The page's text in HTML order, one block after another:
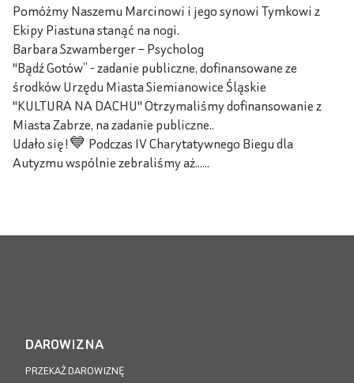
Pomóżmy Naszemu Marcinowi i jego synowi Tymkowi z
Ekipy Piastuna stanąć na nogi.
Barbara Szwamberger – Psycholog
"Bądź Gotów” - zadanie publiczne, dofinansowane ze
środków Urzędu Miasta Siemianowice Śląskie
"KULTURA NA DACHU" Otrzymaliśmy dofinansowanie z
Miasta Zabrze, na zadanie publiczne..
Udało się!💙 Podczas IV Charytatywnego Biegu dla
Autyzmu wspólnie zebraliśmy aż......
DAROWIZNA
PRZEKAŻ DAROWIZNĘ